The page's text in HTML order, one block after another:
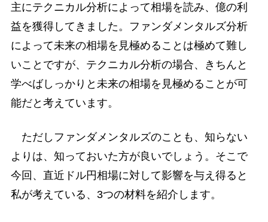
主にテクニカル分析によって相場を読み、億の利
益を獲得してきました。ファンダメンタルズ分析
によって未来の相場を見極めることは極めて難し
いことですが、テクニカル分析の場合、きちんと
学べばしっかりと未来の相場を見極めることが可
能だと考えています。
ただしファンダメンタルズのことも、知らない
よりは、知っておいた方が良いでしょう。そこで
今回、直近ドル円相場に対して影響を与え得ると
私が考えている、3つの材料を紹介します。